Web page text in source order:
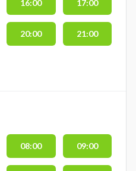
16:00 17:00
20:00 21:00
08:00 09:00